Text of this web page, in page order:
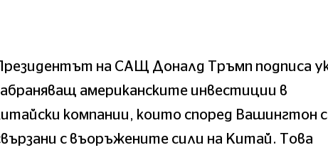
на САЩ Доналд Тръмп подписа
американските инвестиции в
компании, които според Вашингтон
с въоръжените сили на Китай. Това